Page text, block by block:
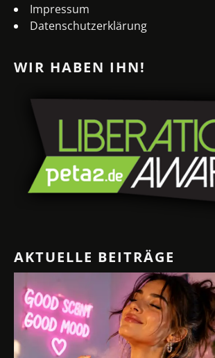
Impressum
Datenschutzerklärung
WIR HABEN IHN!
AKTUELLE BEITRÄGE